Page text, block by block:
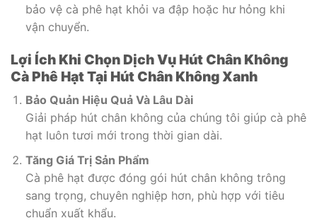
bảo vệ cà phê hạt khỏi va đập hoặc hư hỏng khi
vận chuyển.
Lợi Ích Khi Chọn Dịch Vụ Hút Chân Không
Cà Phê Hạt Tại Hút Chân Không Xanh
Bảo Quản Hiệu Quả Và Lâu Dài
Giải pháp hút chân không của chúng tôi giúp cà phê
hạt luôn tươi mới trong thời gian dài.
Tăng Giá Trị Sản Phẩm
Cà phê hạt được đóng gói hút chân không trông
sang trọng, chuyên nghiệp hơn, phù hợp với tiêu
chuẩn xuất khẩu.